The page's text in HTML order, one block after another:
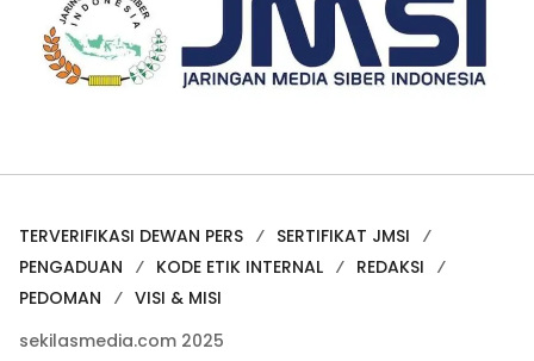
TERVERIFIKASI DEWAN PERS
SERTIFIKAT JMSI
PENGADUAN
KODE ETIK INTERNAL
REDAKSI
PEDOMAN
VISI & MISI
sekilasmedia.com 2025